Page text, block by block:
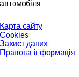
автомобіля
Карта сайту
Cookies
Захист даних
Правова інформація